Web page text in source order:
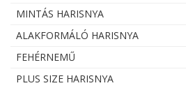
MINTÁS HARISNYA
ALAKFORMÁLÓ HARISNYA
FEHÉRNEMŰ
PLUS SIZE HARISNYA